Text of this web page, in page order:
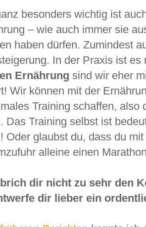
besonders wichtig ist
– wie auch immer sie
haben dürfen. Zumindest
In der Praxis ist
Ernährung sind wir eher
Wir können mit der
Training schaffen, also
Das Training selbst ist
Oder glaubst du, dass du
alleine einen
dir nicht zu sehr den
dir lieber ein